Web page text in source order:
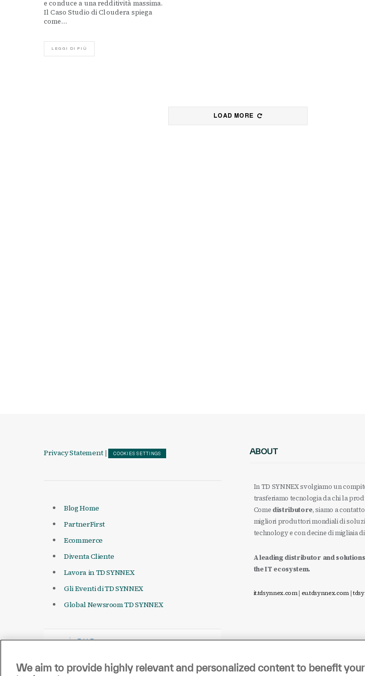
e conduce a una redditività massima.
Il Caso Studio di Cloudera spiega
come…
LEGGI DI PIÙ
LOAD MORE
Privacy Statement | COOKIES SETTINGS
Blog Home
PartnerFirst
Ecommerce
Diventa Cliente
Lavora in TD SYNNEX
Gli Eventi di TD SYNNEX
Global Newsroom TD SYNNEX
ABOUT
In TD SYNNEX svolgiamo un
trasferiamo tecnologia da chi la
Come distributore, siamo a
migliori produttori mondiali di
technology e con decine di migliaia
A leading distributor and
the IT ecosystem.
it.tdsynnex.com| eu.tdsynnex.com|
We aim to provide highly relevant and personalized content to benefit your